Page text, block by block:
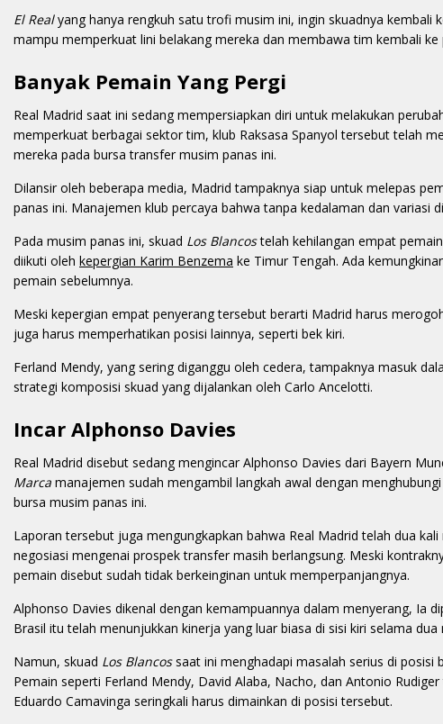
El Realyang hanya rengkuh satu trofi musim ini, ingin skuadnya kembali
mampu memperkuat lini belakang mereka dan membawa tim kembali ke
Banyak Pemain Yang Pergi
Real Madrid saat ini sedang mempersiapkan diri untuk melakukan
memperkuat berbagai sektor tim, klub Raksasa Spanyol tersebut telah
mereka pada bursa transfer musim panas ini.
Dilansir oleh beberapa media, Madrid tampaknya siap untuk melepas
panas ini. Manajemen klub percaya bahwa tanpa kedalaman dan variasi
Pada musim panas ini, skuad Los Blancostelah kehilangan empat
diikuti oleh kepergian Karim Benzema ke Timur Tengah. Ada
pemain sebelumnya.
Meski kepergian empat penyerang tersebut berarti Madrid harus
juga harus memperhatikan posisi lainnya, seperti bek kiri.
Ferland Mendy, yang sering diganggu oleh cedera, tampaknya masuk
strategi komposisi skuad yang dijalankan oleh Carlo Ancelotti.
Incar Alphonso Davies
Real Madrid disebut sedang mengincar Alphonso Davies dari Bayern
Marca manajemen sudah mengambil langkah awal dengan
bursa musim panas ini.
Laporan tersebut juga mengungkapkan bahwa Real Madrid telah dua
negosiasi mengenai prospek transfer masih berlangsung. Meski
pemain disebut sudah tidak berkeinginan untuk memperpanjangnya.
Alphonso Davies dikenal dengan kemampuannya dalam menyerang, Ia
Brasil itu telah menunjukkan kinerja yang luar biasa di sisi kiri selama dua
Namun, skuad Los Blancossaat ini menghadapi masalah serius di posisi
Pemain seperti Ferland Mendy, David Alaba, Nacho, dan Antonio
Eduardo Camavinga seringkali harus dimainkan di posisi tersebut.